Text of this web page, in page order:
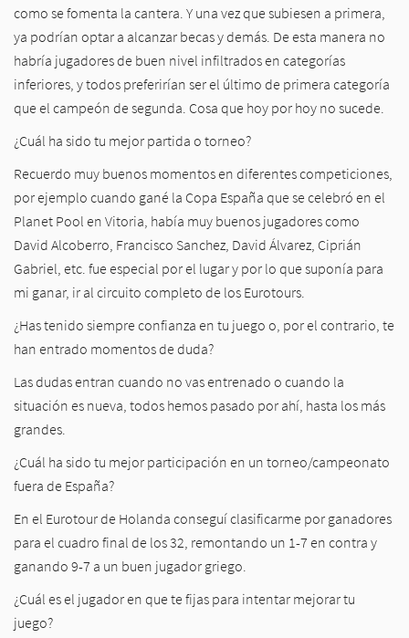
como se fomenta la cantera. Y una vez que subiesen a primera,
ya podrían optar a alcanzar becas y demás. De esta manera no
habría jugadores de buen nivel infiltrados en categorías
inferiores, y todos preferirían ser el último de primera categoría
que el campeón de segunda. Cosa que hoy por hoy no sucede.
¿Cuál ha sido tu mejor partida o torneo?
Recuerdo muy buenos momentos en diferentes competiciones,
por ejemplo cuando gané la Copa España que se celebró en el
Planet Pool en Vitoria, había muy buenos jugadores como
David Alcoberro, Francisco Sanchez, David Álvarez, Ciprián
Gabriel, etc. fue especial por el lugar y por lo que suponía para
mi ganar, ir al circuito completo de los Eurotours.
¿Has tenido siempre confianza en tu juego o, por el contrario, te
han entrado momentos de duda?
Las dudas entran cuando no vas entrenado o cuando la
situación es nueva, todos hemos pasado por ahí, hasta los más
grandes.
¿Cuál ha sido tu mejor participación en un torneo/campeonato
fuera de España?
En el Eurotour de Holanda conseguí clasificarme por ganadores
para el cuadro final de los 32, remontando un 1-7 en contra y
ganando 9-7 a un buen jugador griego.
¿Cuál es el jugador en que te fijas para intentar mejorar tu
juego?